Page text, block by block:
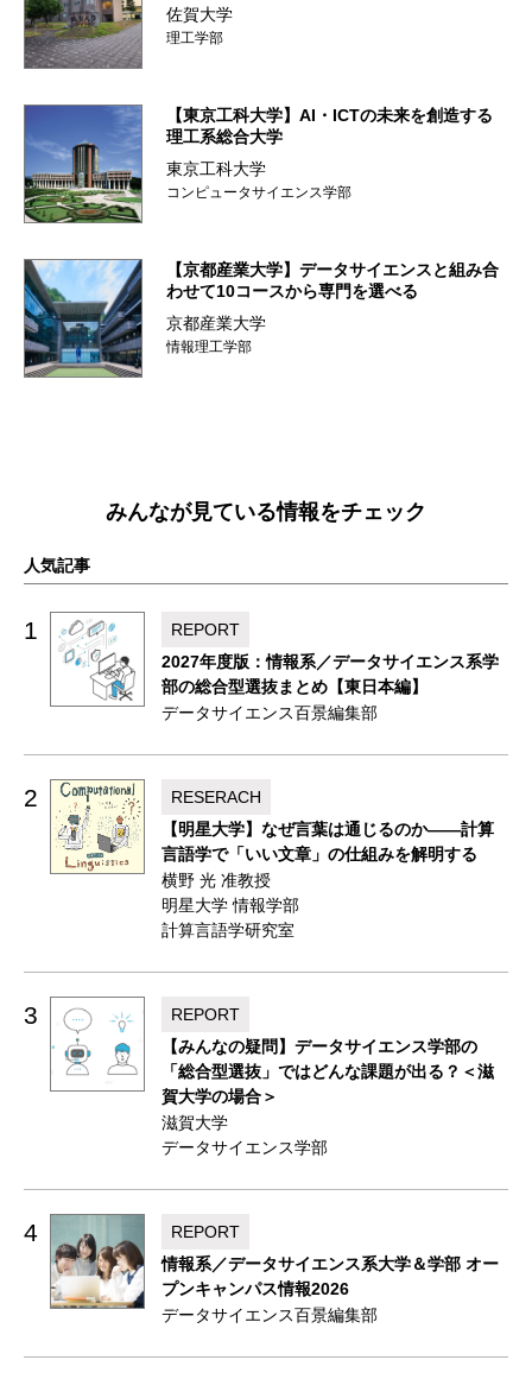
佐賀大学
理工学部
【東京工科大学】AI・ICTの未来を創造する
理工系総合大学
東京工科大学
コンピュータサイエンス学部
【京都産業大学】データサイエンスと組み合
わせて10コースから専門を選べる
京都産業大学
情報理工学部
みんなが見ている情報をチェック
人気記事
1
REPORT
2027年度版：情報系／データサイエンス系学
部の総合型選抜まとめ【東日本編】
データサイエンス百景編集部
2
RESERACH
【明星大学】なぜ言葉は通じるのか——計算
言語学で「いい文章」の仕組みを解明する
横野 光 准教授
明星大学 情報学部
計算言語学研究室
3
REPORT
【みんなの疑問】データサイエンス学部の
「総合型選抜」ではどんな課題が出る？＜滋
賀大学の場合＞
滋賀大学
データサイエンス学部
4
REPORT
情報系／データサイエンス系大学＆学部 オー
プンキャンパス情報2026
データサイエンス百景編集部